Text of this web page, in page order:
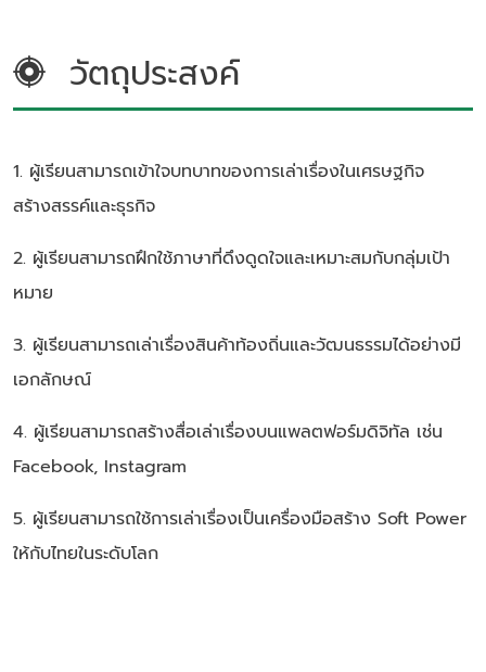
วัตถุประสงค์
1. ผู้เรียนสามารถเข้าใจบทบาทของการเล่าเรื่องในเศรษฐกิจ
สร้างสรรค์และธุรกิจ
2. ผู้เรียนสามารถฝึกใช้ภาษาที่ดึงดูดใจและเหมาะสมกับกลุ่มเป้า
หมาย
3. ผู้เรียนสามารถเล่าเรื่องสินค้าท้องถิ่นและวัฒนธรรมได้อย่างมี
เอกลักษณ์
4. ผู้เรียนสามารถสร้างสื่อเล่าเรื่องบนแพลตฟอร์มดิจิทัล เช่น
Facebook, Instagram
5. ผู้เรียนสามารถใช้การเล่าเรื่องเป็นเครื่องมือสร้าง Soft Power
ให้กับไทยในระดับโลก